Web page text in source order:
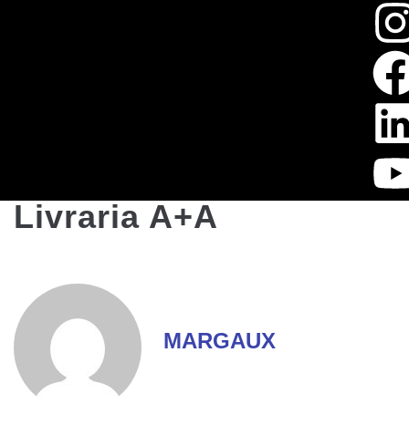
Livraria A+A
MARGAUX